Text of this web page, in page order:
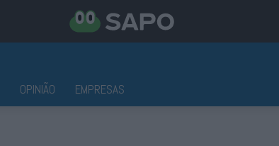
OPINIÃO EMPRESAS